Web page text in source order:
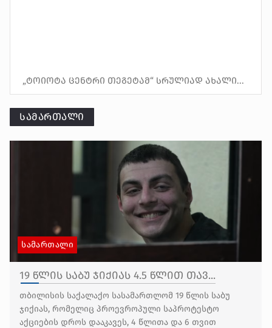
„ტოიოტა ცენტრი თეგეტამ“ სრულიად ახალი...
ᲡᲐᲛᲐᲠᲗᲐᲚᲘ
ᲡᲐᲛᲐᲠᲗᲐᲚᲘ
19 წლის საბუ ჯიქიას 4.5 წლით თავ...
თბილისის საქალაქო სასამართლომ 19 წლის საბუ
ჯიქიას, რომელიც პროევროპული საპროტესტო
აქციების დროს დააკავეს, 4 წლითა და 6 თვით